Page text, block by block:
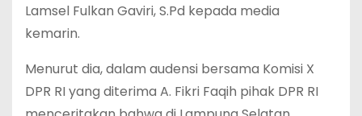
Lamsel Fulkan Gaviri, S.Pd kepada media
kemarin.
Menurut dia, dalam audensi bersama Komisi X
DPR RI yang diterima A. Fikri Faqih pihak DPR RI